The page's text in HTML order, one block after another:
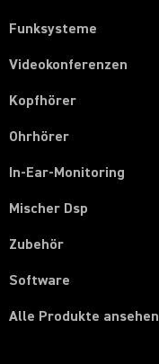
Funksysteme
Videokonferenzen
Kopfhörer
Ohrhörer
In-Ear-Monitoring
Mischer Dsp
Zubehör
Software
Alle Produkte ansehen